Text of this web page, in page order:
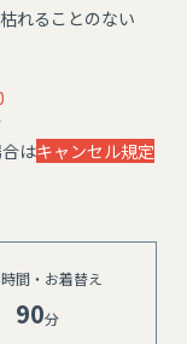
れることのない
はキャンセル規定
間・お着替え
90分